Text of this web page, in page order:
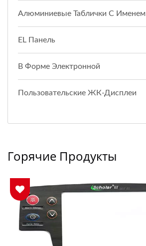
Алюминиевые Таблички С Именем
EL Панель
В Форме Электронной
Пользовательские ЖК-Дисплеи
Горячие Продукты